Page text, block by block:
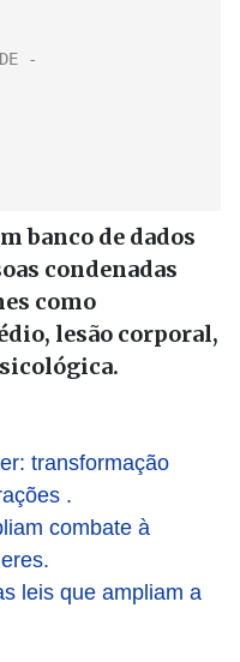
banco de dados
condenadas
como
lesão corporal,
transformação
.
combate à
leis que ampliam a